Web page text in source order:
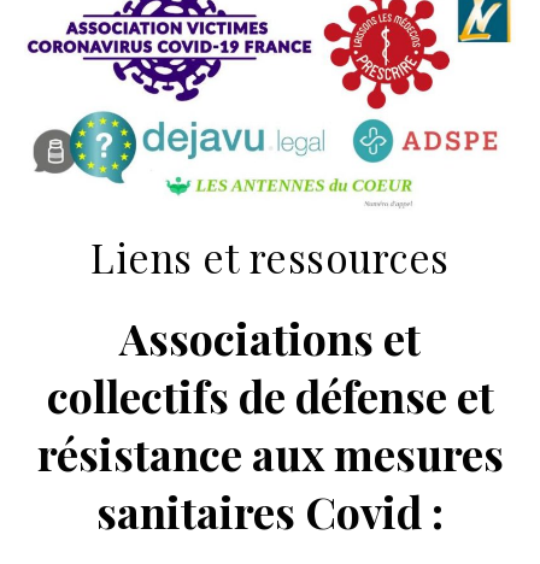
Liens et ressources
Associations et
collectifs de défense et
résistance aux mesures
sanitaires Covid :